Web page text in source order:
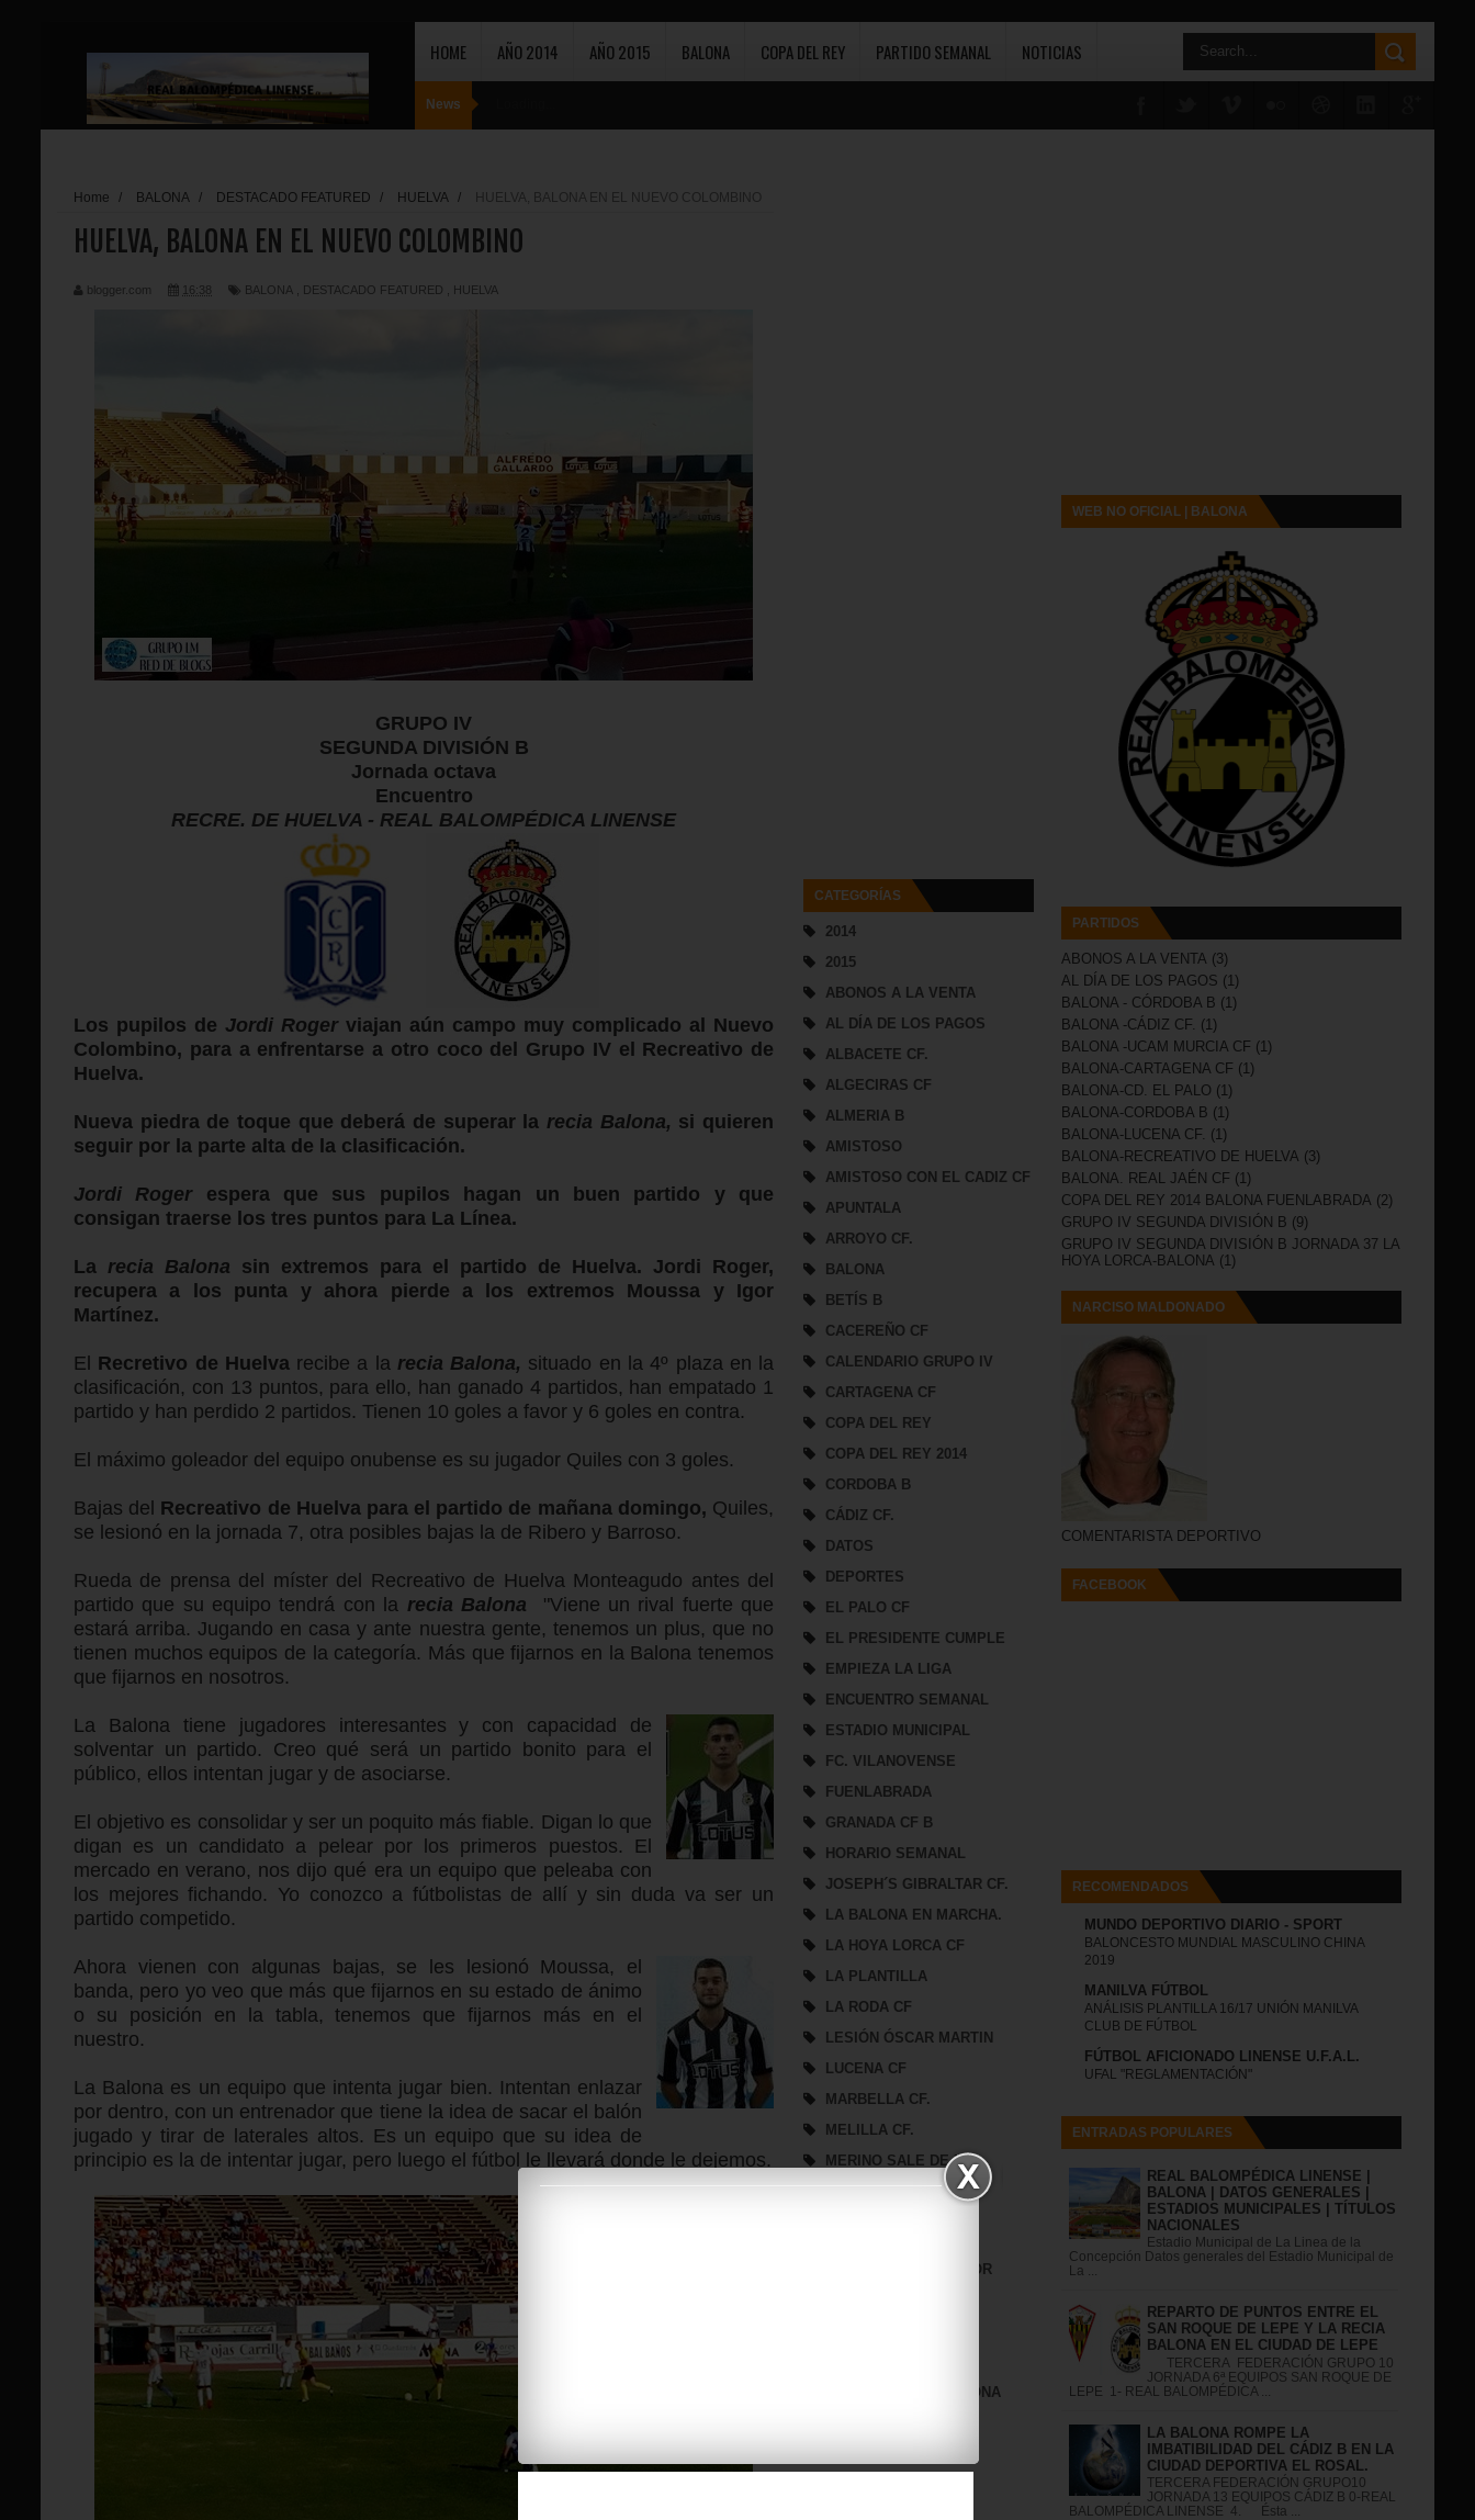
HOME AÑO 2014 AÑO 2015 BALONA COPA DEL REY PARTIDO SEMANAL NOTICIAS
News
CATEGORÍAS
2014
2015
ABONOS A LA VENTA
AL DÍA DE LOS PAGOS
ALBACETE CF.
ALGECIRAS CF
ALMERIA B
AMISTOSO
AMISTOSO CON EL CADIZ CF
APUNTALA
ARROYO CF.
BALONA
BETÍS B
CACEREÑO CF
CALENDARIO GRUPO IV
CARTAGENA CF
COPA DEL REY
COPA DEL REY 2014
CORDOBA B
CÁDIZ CF.
DATOS
DEPORTES
EL PALO CF
EL PRESIDENTE CUMPLE
EMPIEZA LA LIGA
ENCUENTRO SEMANAL
ESTADIO MUNICIPAL
FC. VILANOVENSE
FUENLABRADA
GRANADA CF B
HORARIO SEMANAL
JOSEPH´S GIBRALTAR CF.
LA BALONA EN MARCHA.
LA HOYA LORCA CF
LA PLANTILLA
LA RODA CF
LESIÓN ÓSCAR MARTIN
LUCENA CF
MARBELLA CF.
MELILLA CF.
MERINO SALE DE LA
NUEVO PATROCINADOR
PRESENTACIÓN BALONA
Home / BALONA / DESTACADO FEATURED / HUELVA / HUELVA, BALONA EN EL NUEVO COLOMBINO
HUELVA, BALONA EN EL NUEVO COLOMBINO
blogger.com 16:38 BALONA DESTACADO FEATURED HUELVA
GRUPO IV
SEGUNDA DIVISIÓN B
Jornada octava
Encuentro
RECRE. DE HUELVA - REAL BALOMPÉDICA LINENSE
Los pupilos de Jordi Rogerviajan aún campo muy complicado al Nuevo
Colombino, para a enfrentarse a otro coco del Grupo IV el Recreativo de
Huelva.
Nueva piedra de toque que deberá de superar la recia Balona, si quieren
seguir por la parte alta de la clasificación.
Jordi Rogerespera que sus pupilos hagan un buen partido y que
consigan traerse los tres puntos para La Línea.
La recia Balona sin extremos para el partido de Huelva. Jordi Roger,
recupera a los punta y ahora pierde a los extremos Moussa y Igor
Martínez.
El Recretivo de Huelvarecibe a la recia Balona, situado en la 4º plaza en la
clasificación, con 13 puntos, para ello, han ganado 4 partidos, han empatado 1
partido y han perdido 2 partidos. Tienen 10 goles a favor y 6 goles en contra.
El máximo goleador del equipo onubense es su jugador Quiles con 3 goles.
Bajas del Recreativo de Huelva para el partido de mañana domingo, Quiles,
se lesionó en la jornada 7, otra posibles bajas la de Ribero y Barroso.
Rueda de prensa del míster del Recreativo de Huelva Monteagudo antes del
partido que su equipo tendrá con la recia Balona "Viene un rival fuerte que
estará arriba. Jugando en casa y ante nuestra gente, tenemos un plus, que no
tienen muchos equipos de la categoría. Más que fijarnos en la Balona tenemos
que fijarnos en nosotros.
La Balona tiene jugadores interesantes y con capacidad de
solventar un partido. Creo qué será un partido bonito para el
público, ellos intentan jugar y de asociarse.
El objetivo es consolidar y ser un poquito más fiable. Digan lo que
digan es un candidato a pelear por los primeros puestos. El
mercado en verano, nos dijo qué era un equipo que peleaba con
los mejores fichando. Yo conozco a fútbolistas de allí y sin duda va ser un
partido competido.
Ahora vienen con algunas bajas, se les lesionó Moussa, el
banda, pero yo veo que más que fijarnos en su estado de ánimo
o su posición en la tabla, tenemos que fijarnos más en el
nuestro.
La Balona es un equipo que intenta jugar bien. Intentan enlazar
por dentro, con un entrenador que tiene la idea de sacar el balón
jugado y tirar de laterales altos. Es un equipo que su idea de
principio es la de intentar jugar, pero luego el fútbol le llevará donde le dejemos.
WEB NO OFICIAL | BALONA
PARTIDOS
ABONOS A LA VENTA (3)
AL DÍA DE LOS PAGOS (1)
BALONA - CÓRDOBA B (1)
BALONA -CÁDIZ CF. (1)
BALONA -UCAM MURCIA CF (1)
BALONA-CARTAGENA CF (1)
BALONA-CD. EL PALO (1)
BALONA-CORDOBA B (1)
BALONA-LUCENA CF. (1)
BALONA-RECREATIVO DE HUELVA (3)
BALONA. REAL JAÉN CF (1)
COPA DEL REY 2014 BALONA FUENLABRADA (2)
GRUPO IV SEGUNDA DIVISIÓN B (9)
GRUPO IV SEGUNDA DIVISIÓN B JORNADA 37 LA
HOYA LORCA-BALONA (1)
NARCISO MALDONADO
COMENTARISTA DEPORTIVO
FACEBOOK
RECOMENDADOS
MUNDO DEPORTIVO DIARIO - SPORT
BALONCESTO MUNDIAL MASCULINO CHINA
2019
MANILVA FÚTBOL
ANÁLISIS PLANTILLA 16/17 UNIÓN MANILVA
CLUB DE FÚTBOL
FÚTBOL AFICIONADO LINENSE U.F.A.L.
UFAL "REGLAMENTACIÓN"
ENTRADAS POPULARES
REAL BALOMPÉDICA LINENSE |
BALONA | DATOS GENERALES |
ESTADIOS MUNICIPALES | TÍTULOS
NACIONALES
Estadio Municipal de La Linea de la
Concepción Datos generales del Estadio Municipal de
La ...
REPARTO DE PUNTOS ENTRE EL
SAN ROQUE DE LEPE Y LA RECIA
BALONA EN EL CIUDAD DE LEPE
TERCERA FEDERACIÓN GRUPO 10
JORNADA 6ª EQUIPOS SAN ROQUE DE
LEPE 1- REAL BALOMPÉDICA ...
LA BALONA ROMPE LA
IMBATIBILIDAD DEL CÁDIZ B EN LA
CIUDAD DEPORTIVA EL ROSAL.
TERCERA FEDERACIÓN GRUPO10
JORNADA 13 EQUIPOS CÁDIZ B 0-REAL
BALOMPÉDICA LINENSE 4. Ésta ...